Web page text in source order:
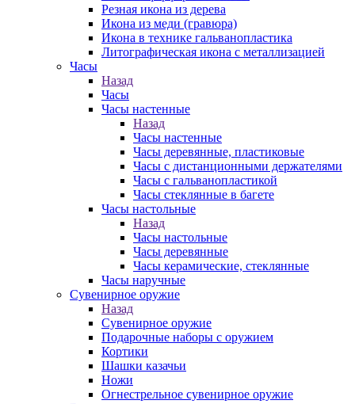
Резная икона из дерева
Икона из меди (гравюра)
Икона в технике гальванопластика
Литографическая икона с металлизацией
Часы
Назад
Часы
Часы настенные
Назад
Часы настенные
Часы деревянные, пластиковые
Часы с дистанционными держателями
Часы с гальванопластикой
Часы стеклянные в багете
Часы настольные
Назад
Часы настольные
Часы деревянные
Часы керамические, стеклянные
Часы наручные
Сувенирное оружие
Назад
Сувенирное оружие
Подарочные наборы с оружием
Кортики
Шашки казачьи
Ножи
Огнестрельное сувенирное оружие